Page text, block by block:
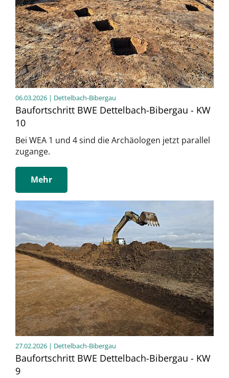
06.03.2026 | Dettelbach-Bibergau
Baufortschritt BWE Dettelbach-Bibergau - KW
10
Bei WEA 1 und 4 sind die Archäologen jetzt parallel
zugange.
Mehr
27.02.2026 | Dettelbach-Bibergau
Baufortschritt BWE Dettelbach-Bibergau - KW
9